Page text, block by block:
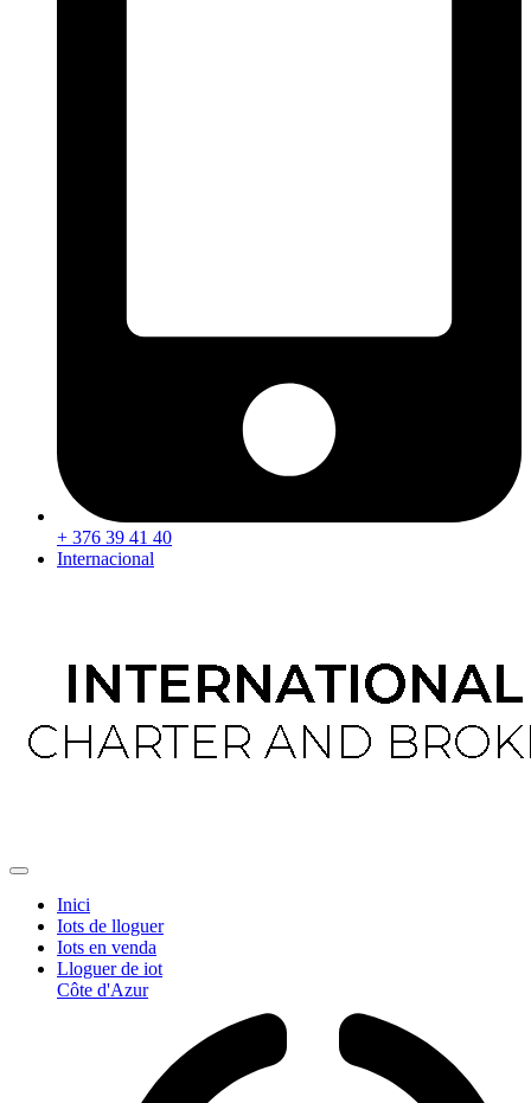
+ 376 39 41 40
Internacional
Inici
Iots de lloguer
Iots en venda
Lloguer de iot
Côte d'Azur